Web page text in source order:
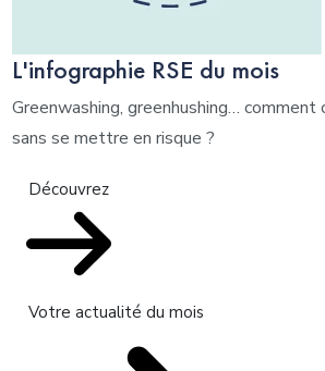
L'infographie RSE du mois
Greenwashing, greenhushing… comment
sans se mettre en risque ?
Découvrez
Votre actualité du mois